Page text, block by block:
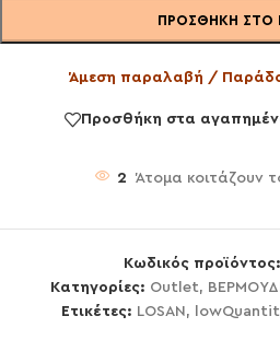
ΠΡΟΣΘΉΚΗ ΣΤΟ
Άμεση παραλαβή /
Προσθήκη στα
2 Άτομα κοιτάζουν
Κωδικός προϊόντος:
Κατηγορίες: Outlet,
Ετικέτες: LOSAN,